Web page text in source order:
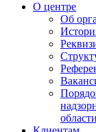
О центре
Об